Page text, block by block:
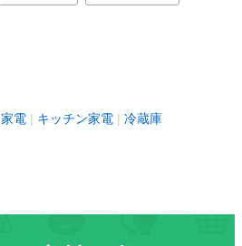
家電 キッチン家電 冷蔵庫